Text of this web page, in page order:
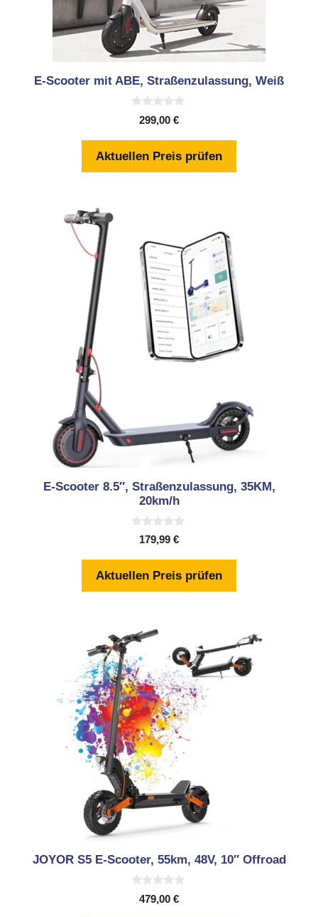
E-Scooter mit ABE, Straßenzulassung, Weiß
5
299,00 €
Aktuellen Preis prüfen
E-Scooter 8.5″, Straßenzulassung, 35KM,
20km/h
5
179,99 €
Aktuellen Preis prüfen
JOYOR S5 E-Scooter, 55km, 48V, 10″ Offroad
479,00 €